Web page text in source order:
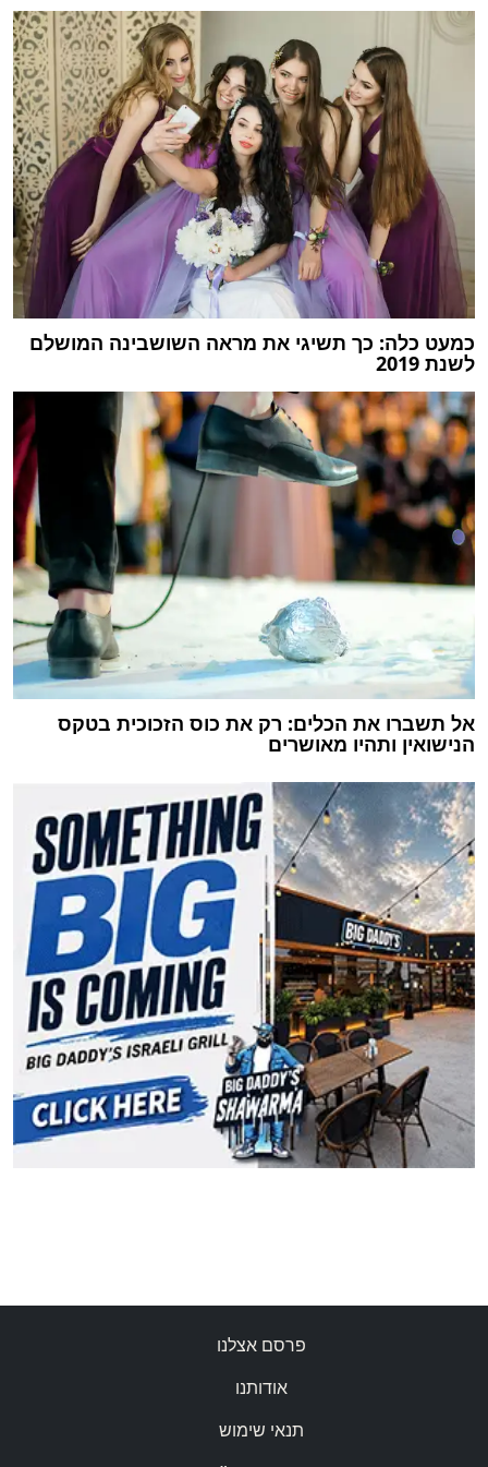
כמעט כלה: כך תשיגי את מראה השושבינה המושלם
לשנת 2019
אל תשברו את הכלים: רק את כוס הזכוכית בטקס
הנישואין ותהיו מאושרים
פרסם אצלנו
אודותנו
תנאי שימוש